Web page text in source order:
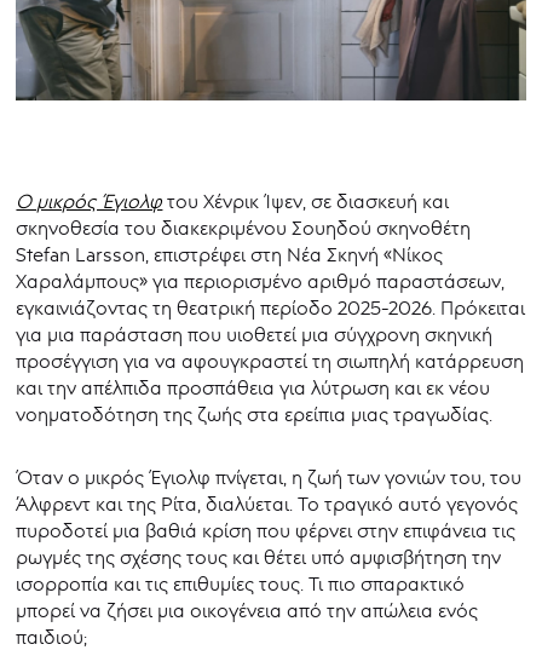
Ο μικρός Έγιολφ του Χένρικ Ίψεν, σε διασκευή και
σκηνοθεσία του διακεκριμένου Σουηδού σκηνοθέτη
Stefan Larsson, επιστρέφει στη Νέα Σκηνή «Νίκος
Χαραλάμπους» για περιορισμένο αριθμό παραστάσεων,
εγκαινιάζοντας τη θεατρική περίοδο 2025-2026. Πρόκειται
για μια παράσταση που υιοθετεί μια σύγχρονη σκηνική
προσέγγιση για να αφουγκραστεί τη σιωπηλή κατάρρευση
και την απέλπιδα προσπάθεια για λύτρωση και εκ νέου
νοηματοδότηση της ζωής στα ερείπια μιας τραγωδίας.
Όταν ο μικρός Έγιολφ πνίγεται, η ζωή των γονιών του, του
Άλφρεντ και της Ρίτα, διαλύεται. Το τραγικό αυτό γεγονός
πυροδοτεί μια βαθιά κρίση που φέρνει στην επιφάνεια τις
ρωγμές της σχέσης τους και θέτει υπό αμφισβήτηση την
ισορροπία και τις επιθυμίες τους. Τι πιο σπαρακτικό
μπορεί να ζήσει μια οικογένεια από την απώλεια ενός
παιδιού;